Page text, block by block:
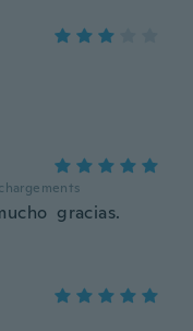
chargements
gracias.